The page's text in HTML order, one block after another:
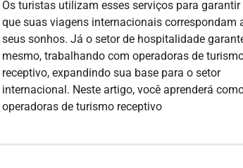
Os turistas utilizam esses serviços para garantir
que suas viagens internacionais correspondam
seus sonhos. Já o setor de hospitalidade
mesmo, trabalhando com operadoras de
receptivo, expandindo sua base para o setor
internacional. Neste artigo, você aprenderá
operadoras de turismo receptivo